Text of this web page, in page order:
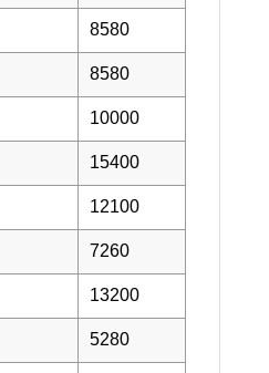
8580
8580
10000
15400
12100
7260
13200
5280